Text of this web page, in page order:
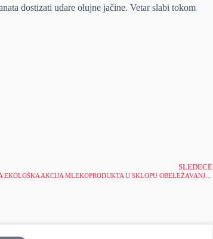
dostizati udare olujne jačine. Vetar slabi tokom
SLEDEĆE
VELIKA EKOLOŠKA AKCIJA MLEKOPRODUKTA U SKLOPU OBELEŽAVANJA DANA PLANETE ZEMLJE